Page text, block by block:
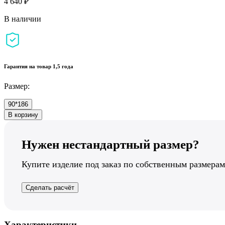
В наличии
Гарантия на товар 1,5 года
Размер:
90*186
В корзину
Нужен нестандартный размер?
Купите изделие под заказ по собственным
Сделать расчёт